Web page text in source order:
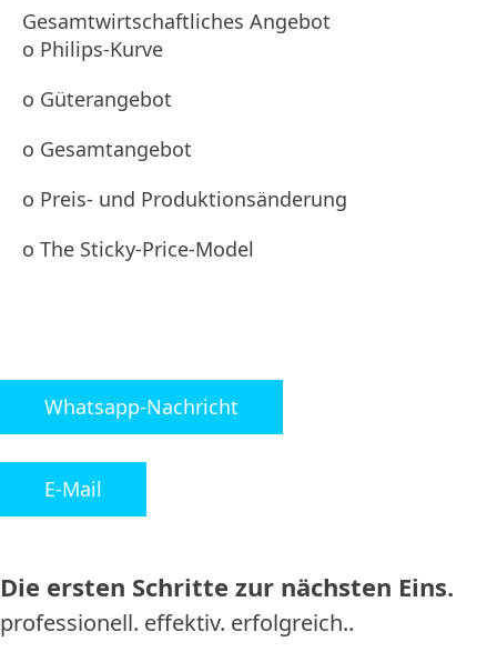
Gesamtwirtschaftliches Angebot
o Philips-Kurve
o Güterangebot
o Gesamtangebot
o Preis- und Produktionsänderung
o The Sticky-Price-Model
Whatsapp-Nachricht
E-Mail
Die ersten Schritte zur nächsten Eins.
professionell. effektiv. erfolgreich..